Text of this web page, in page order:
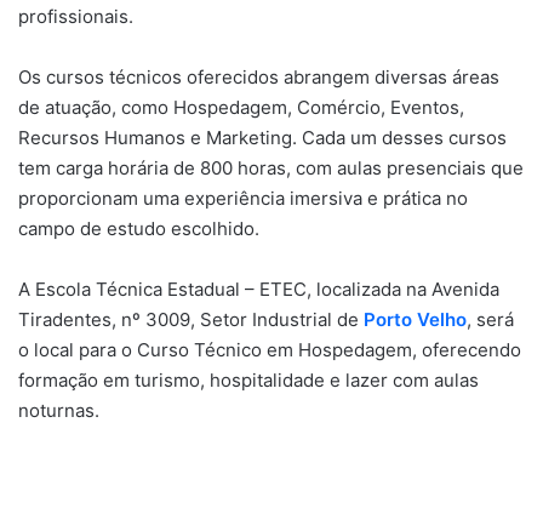
profissionais.
Os cursos técnicos oferecidos abrangem diversas áreas
de atuação, como Hospedagem, Comércio, Eventos,
Recursos Humanos e Marketing. Cada um desses cursos
tem carga horária de 800 horas, com aulas presenciais que
proporcionam uma experiência imersiva e prática no
campo de estudo escolhido.
A Escola Técnica Estadual – ETEC, localizada na Avenida
Tiradentes, nº 3009, Setor Industrial de Porto Velho, será
o local para o Curso Técnico em Hospedagem, oferecendo
formação em turismo, hospitalidade e lazer com aulas
noturnas.